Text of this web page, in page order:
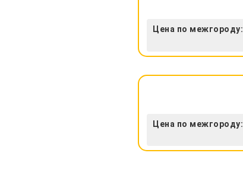
Цена по межгороду:
Цена по межгороду: